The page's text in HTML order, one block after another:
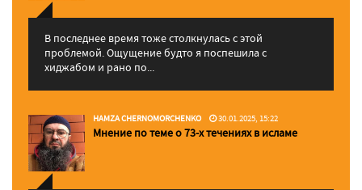
В последнее время тоже столкнулась с этой
проблемой. Ощущение будто я поспешила с
хиджабом и рано по...
HAMZA CHERNOMORCHENKO 30.01.2025, 15:22
Мнение по теме о 73-х течениях в исламе